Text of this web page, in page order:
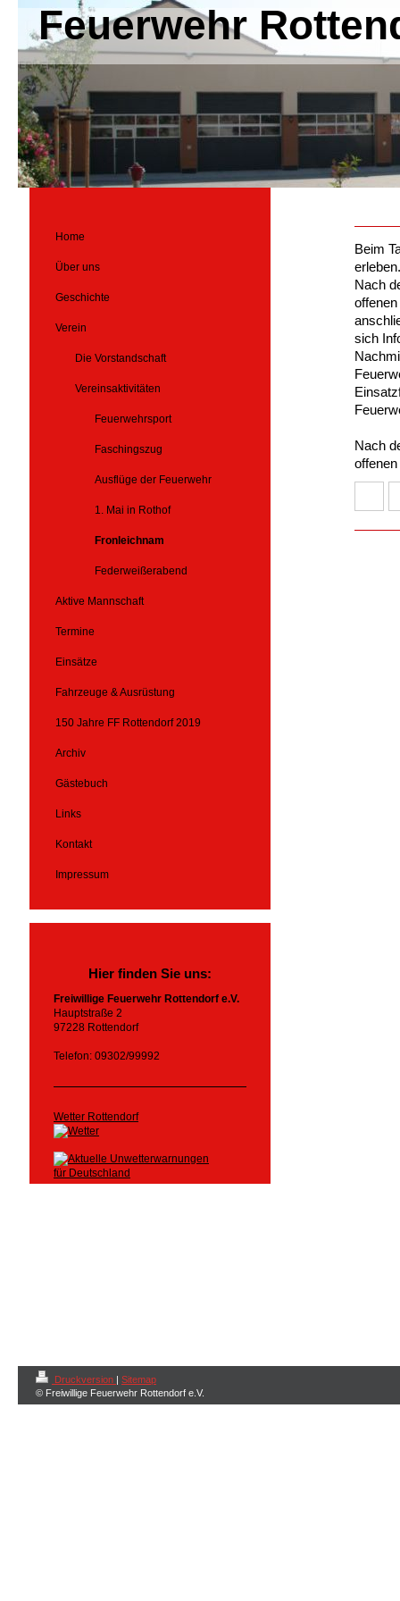
Feuerwehr
Beim
erleben.
Nach
sich
Nach
Home
Über uns
Geschichte
Verein
Die Vorstandschaft
Vereinsaktivitäten
Feuerwehrsport
Faschingszug
Ausflüge der Feuerwehr
1. Mai in Rothof
Fronleichnam
Federweißerabend
Aktive Mannschaft
Termine
Einsätze
Fahrzeuge & Ausrüstung
150 Jahre FF Rottendorf 2019
Archiv
Gästebuch
Links
Kontakt
Impressum
Hier finden Sie uns:
Freiwillige Feuerwehr Rottendorf e.V.
Hauptstraße 2
97228 Rottendorf
Telefon: 09302/99992
Wetter Rottendorf
Druckversion | Sitemap
© Freiwillige Feuerwehr Rottendorf e.V.